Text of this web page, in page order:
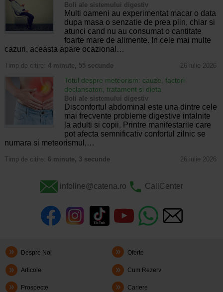
Boli ale sistemului digestiv
Multi oameni au experimentat macar o data
dupa masa o senzatie de prea plin, chiar si
atunci cand nu au consumat o cantitate
foarte mare de alimente. In cele mai multe
cazuri, aceasta apare ocazional…
Timp de citire: 4 minute, 55 secunde 26 iulie 2026
Totul despre meteorism: cauze, factori
declansatori, tratament si dieta
Boli ale sistemului digestiv
Disconfortul abdominal este una dintre cele
mai frecvente probleme digestive intalnite
la adulti si copii. Printre manifestarile care
pot afecta semnificativ confortul zilnic se
numara si meteorismul,…
Timp de citire: 6 minute, 3 secunde 26 iulie 2026
infoline@catena.ro CallCenter
Despre Noi Oferte
Articole Cum Rezerv
Prospecte Cariere